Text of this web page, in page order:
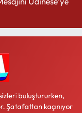
buluştururken,
Şatafattan kaçınıyor